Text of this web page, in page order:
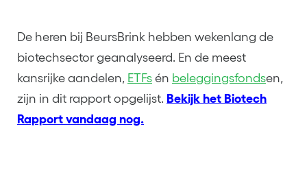
De heren bij BeursBrink hebben wekenlang de
biotechsector geanalyseerd. En de meest
kansrijke aandelen, ETFs én beleggingsfondsen,
zijn in dit rapport opgelijst. Bekijk het Biotech
Rapport vandaag nog.